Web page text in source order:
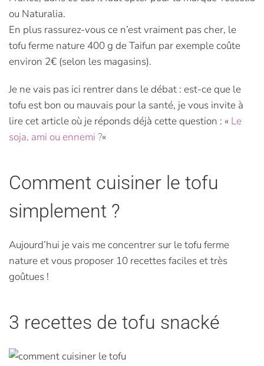
ou Naturalia.
En plus rassurez-vous ce n’est vraiment pas cher, le
tofu ferme nature 400 g de Taifun par exemple coûte
environ 2€ (selon les magasins).
Je ne vais pas ici rentrer dans le débat : est-ce que le
tofu est bon ou mauvais pour la santé, je vous invite à
lire cet article où je réponds déjà cette question : « Le
soja, ami ou ennemi ?«
Comment cuisiner le tofu
simplement ?
Aujourd’hui je vais me concentrer sur letofu ferme
nature et vous proposer 10 recettes faciles et très
goûtues !
3 recettes de tofu snacké